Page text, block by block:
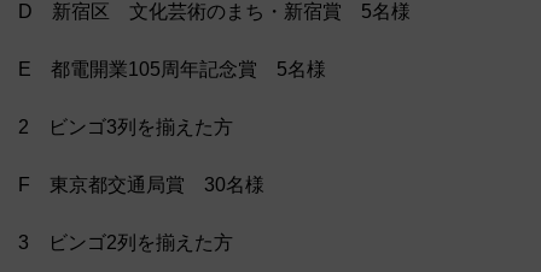
D 新宿区 文化芸術のまち・新宿賞 5名様
E 都電開業105周年記念賞 5名様
2 ビンゴ3列を揃えた方
F 東京都交通局賞 30名様
3 ビンゴ2列を揃えた方